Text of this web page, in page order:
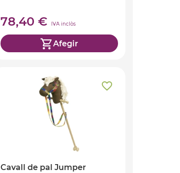
78,40 € IVA inclòs
Afegir
Cavall de pal Jumper